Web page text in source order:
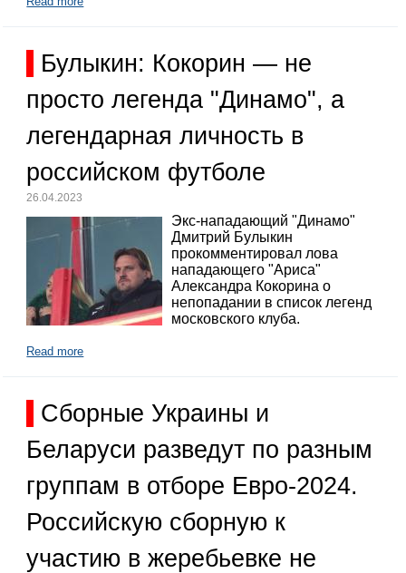
Булыкин: Кокорин — не
просто легенда "Динамо", а
легендарная личность в
российском футболе
26.04.2023
Экс-нападающий "Динамо"
Дмитрий Булыкин
прокомментировал лова
нападающего "Ариса"
Александра Кокорина о
непопадании в список легенд
московского клуба.
Read more
Сборные Украины и
Беларуси разведут по разным
группам в отборе Евро-2024.
Российскую сборную к
участию в жеребьевке не